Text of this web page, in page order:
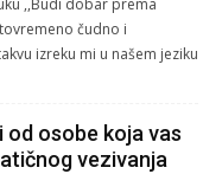
,,Budi dobar prema
čudno i
izreku mi u našem jeziku
osobe koja vas
vezivanja